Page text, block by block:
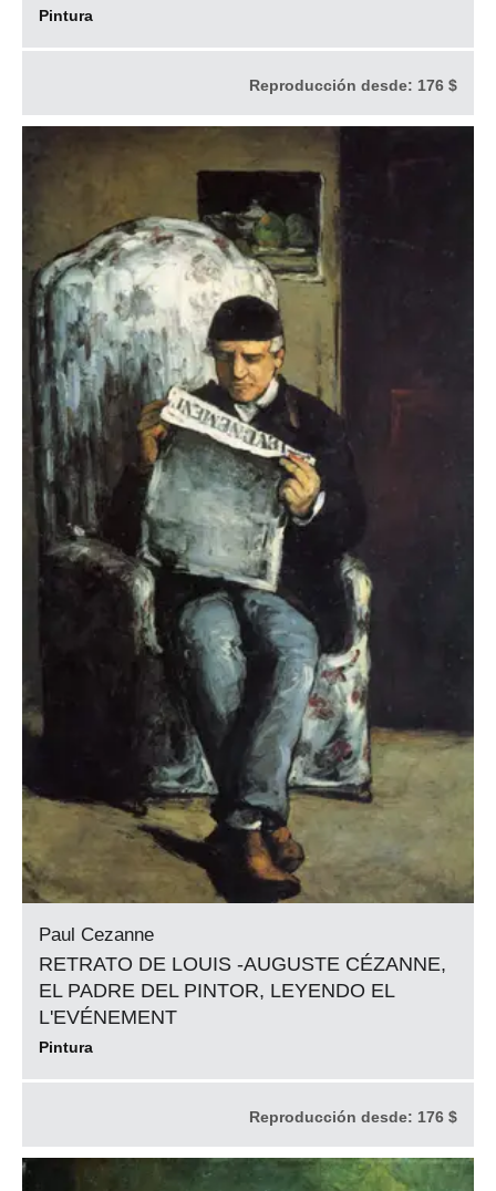
Pintura
Reproducción desde: 176 $
Paul Cezanne
RETRATO DE LOUIS -AUGUSTE CÉZANNE,
EL PADRE DEL PINTOR, LEYENDO EL
L'EVÉNEMENT
Pintura
Reproducción desde: 176 $